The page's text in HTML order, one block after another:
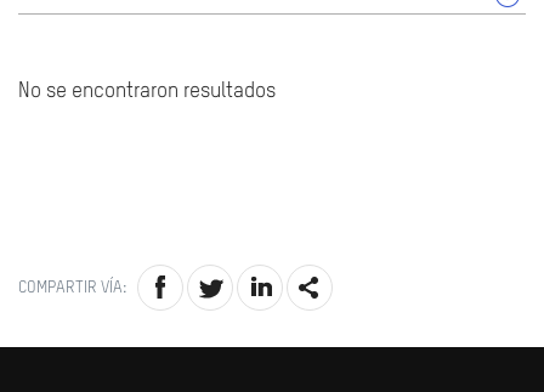
No se encontraron resultados
COMPARTIR VÍA: